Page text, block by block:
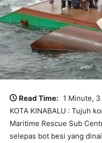
Read Time: 1 Minute,
KOTA KINABALU : Tujuh
Maritime Rescue Sub
selepas bot besi yang